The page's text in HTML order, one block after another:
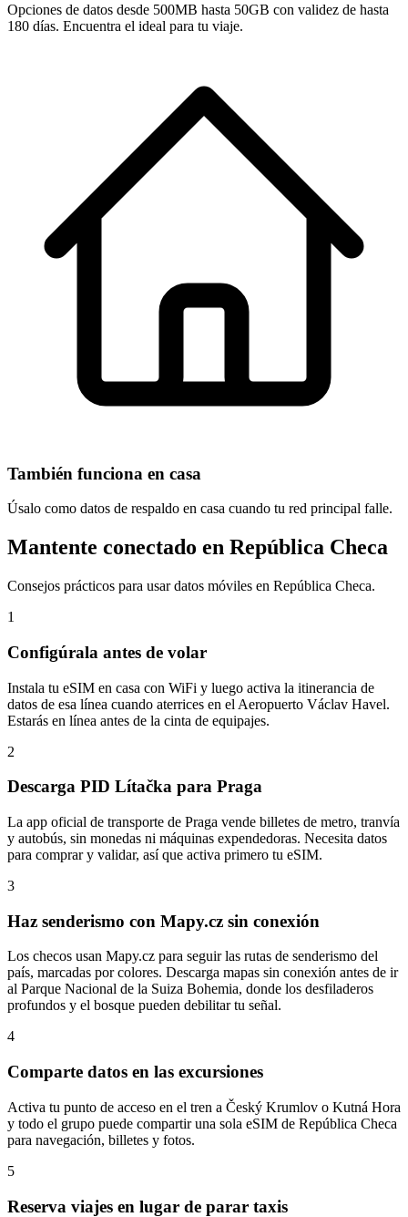
Opciones de datos desde 500MB hasta 50GB con validez de hasta
180 días. Encuentra el ideal para tu viaje.
También funciona en casa
Úsalo como datos de respaldo en casa cuando tu red principal falle.
Mantente conectado en República Checa
Consejos prácticos para usar datos móviles en República Checa.
1
Configúrala antes de volar
Instala tu eSIM en casa con WiFi y luego activa la itinerancia de
datos de esa línea cuando aterrices en el Aeropuerto Václav Havel.
Estarás en línea antes de la cinta de equipajes.
2
Descarga PID Lítačka para Praga
La app oficial de transporte de Praga vende billetes de metro, tranvía
y autobús, sin monedas ni máquinas expendedoras. Necesita datos
para comprar y validar, así que activa primero tu eSIM.
3
Haz senderismo con Mapy.cz sin conexión
Los checos usan Mapy.cz para seguir las rutas de senderismo del
país, marcadas por colores. Descarga mapas sin conexión antes de ir
al Parque Nacional de la Suiza Bohemia, donde los desfiladeros
profundos y el bosque pueden debilitar tu señal.
4
Comparte datos en las excursiones
Activa tu punto de acceso en el tren a Český Krumlov o Kutná Hora
y todo el grupo puede compartir una sola eSIM de República Checa
para navegación, billetes y fotos.
5
Reserva viajes en lugar de parar taxis